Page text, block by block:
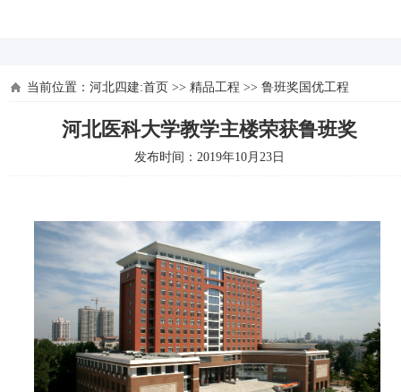
当前位置： 河北四建:首页 >> 精品工程 >> 鲁班奖国优工程
河北医科大学教学主楼荣获鲁班奖
发布时间：2019年10月23日